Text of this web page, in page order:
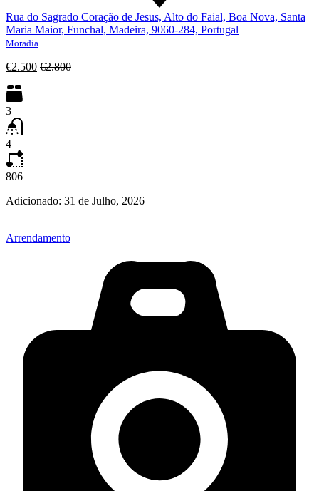
Rua do Sagrado Coração de Jesus, Alto do Faial, Boa Nova, Santa
Maria Maior, Funchal, Madeira, 9060-284, Portugal
Moradia
€2.500 €2.800
3
4
806
Adicionado: 31 de Julho, 2026
Arrendamento